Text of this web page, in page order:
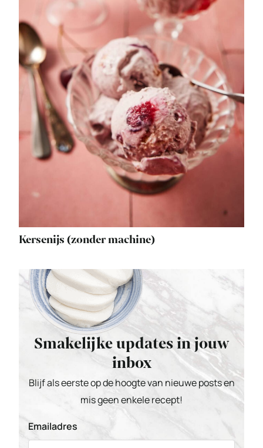
Kersenijs (zonder machine)
Smakelijke updates in jouw
inbox
Blijf als eerste op de hoogte van nieuwe posts en
mis geen enkele recept!
Emailadres